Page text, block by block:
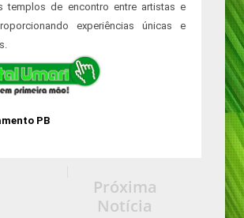
templos de encontro entre artistas e
experiências únicas e
PB
Próxima
Notícia